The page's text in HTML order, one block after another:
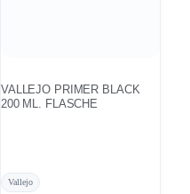
VALLEJO PRIMER BLACK
200 ML. FLASCHE
Vallejo